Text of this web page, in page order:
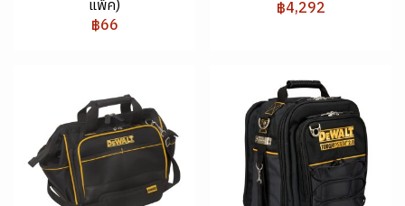
แพ็ค)
฿66
฿4,292